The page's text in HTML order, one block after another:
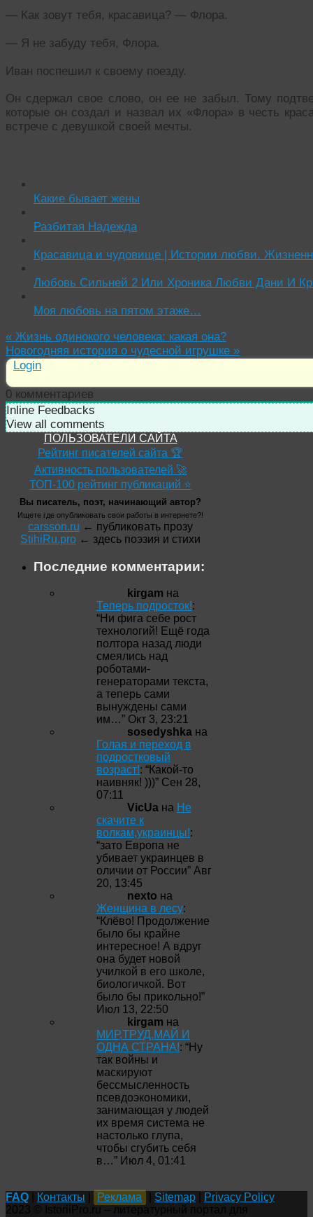
— Как зовут тебя, красавица? — Флора.
— Я не забуду тебя, Флора.
Иван поспешил к своему поезду.
Он сдержал свое слово, он ее не забыл. Тому
которые он создал и назвал их «Флора» в честь
встрече с девушкой своей мечты.
Какие бывает жены
Разбитая Надежда
Красавица и чудовище | Истории любви.
Любовь Сильней 2 Или Хроника Любви Дани И
Моя любовь на пятом этаже…
« Жизнь одинокого человека: какая она?
Новогодняя история о чудесной игрушке »
Login
0 комментариев
Inline Feedbacks
View all comments
ПОЛЬЗОВАТЕЛИ САЙТА
Рейтинг писателей сайта 🏆
Активность пользователей 🚀
ТОП-100 рейтинг публикаций ⭐
Вы писатель, поэт, начинающий автор?
Ищете где опубликовать свои работы в интернете?!
carsson.ru ← публиковать прозу
StihiRu.pro ← здесь поэзия и стихи
Последние комментарии:
kirgam на
Теперь подросток!:
“Ни фига себе рост
технологий! Ещё года
полтора назад люди
смеялись над
роботами-
генераторами текста,
а теперь сами
вынуждены сами
им…” Окт 3, 23:21
sosedyshka на
Голая и переход в
подростковый
возраст!: “Какой-то
наивняк! )))” Сен 28,
07:11
VicUa на Не
скачите к
волкам,украинцы!:
“зато Европа не
убивает украинцев в
оличии от России” Авг
20, 13:45
nexto на
Женщина в лесу:
“Клёво! Продолжение
было бы крайне
интересное! А вдруг
она будет новой
училкой в его школе,
биологичкой. Вот
было бы прикольно!”
Июл 13, 22:50
kirgam на
МИР,ТРУД,МАЙ И
ОДНА СТРАНА!: “Ну
так войны и
маскируют
бессмысленность
псевдоэкономики,
занимающая у людей
их время система не
настолько глупа,
чтобы сгубить себя
в…” Июл 4, 01:41
FAQ Контакты Реклама Sitemap
Privacy Policy